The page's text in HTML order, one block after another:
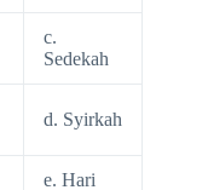
c.
Sedekah
d. Syirkah
e. Hari